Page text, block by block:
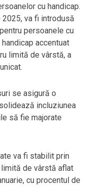
cu handicap.
va fi introdusă
persoanele cu
accentuat
limită de vârstă, a
se asigură o
incluziunea
să fie majorate
va fi stabilit prin
de vârstă aflat
cu procentul de